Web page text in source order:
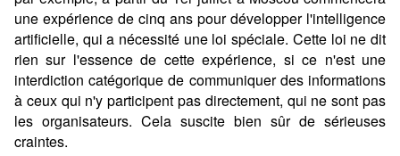
une expérience de cinq ans pour développer l'intelligence
artificielle, qui a nécessité une loi spéciale. Cette loi ne dit
rien sur l'essence de cette expérience, si ce n'est une
interdiction catégorique de communiquer des informations
à ceux qui n'y participent pas directement, qui ne sont pas
les organisateurs. Cela suscite bien sûr de sérieuses
craintes.